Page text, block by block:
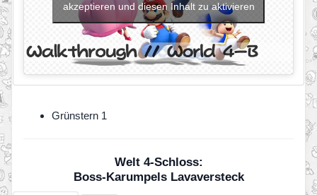
akzeptieren und diesen Inhalt zu aktivieren
Grünstern 1
Welt 4-Schloss:
Boss-Karumpels Lavaversteck